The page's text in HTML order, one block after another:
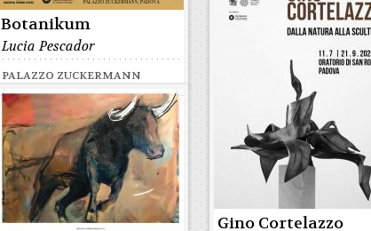
Botanikum
Lucia Pescador
PALAZZO ZUCKERMANN
Gino Cortelazzo